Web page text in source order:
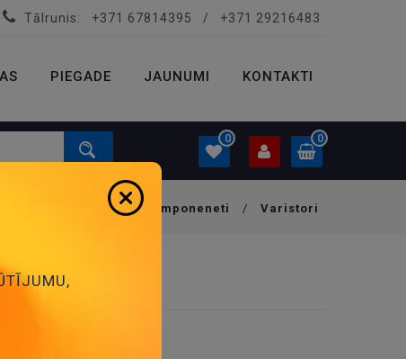
Tālrunis: +371 67814395 / +371 29216483
PIEGADE JAUNUMI KONTAKTI
0 0
Ielogoties
Pasīvie komponeneti / Varistori